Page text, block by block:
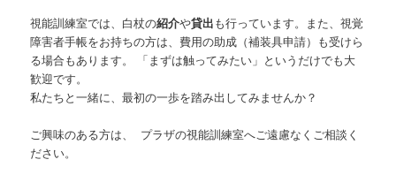
視能訓練室では、白杖の紹介や貸出も行っています。 また、視覚
障害者手帳をお持ちの方は、費用の助成（補装具申請）も受けら
る場合もあります。 「まずは触ってみたい」というだけでも大
歓迎です。
私たちと一緒に、最初の一歩を踏み出してみませんか？
ご興味のある方は、 プラザの視能訓練室へご遠慮なくご相談く
ださい。